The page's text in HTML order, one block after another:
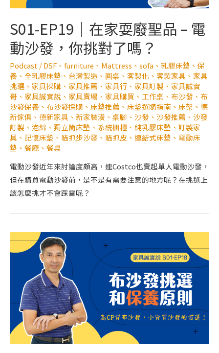
S01-EP19｜在家耍廢聖品 – 電
動沙發，你挑對了嗎？
Podcast /DSF 、 furniture 、 Mattress 、 sofa 、 乳膠床墊 、 保
養 、 全乳膠床墊 、 台灣製造 、 圓桌 、 客製化 、 客製家具 、 家具
挑選 、 家具採購 、 家具推薦 、 家具行 、 家具訂製 、 家具誠實
哥 、 家具誠實說 、 家具賣場 、 家具購買 、 工作桌 、 布沙發 、 布
沙發保養 、 布沙發採購 、 床墊推薦 、 床墊選購指南 、 床架 、 德
新傢俱 、 德新家具 、 新家裝潢 、 桌腳 、 沙發 、 沙發推薦 、 沙發
訂製 、 泡綿 、 獨立筒床墊 、 系統櫥櫃 、 純乳膠床墊 、 訂製家
具 、 記憶床墊 、 貓抓步沙發 、 貓抓皮 、 連結式床墊 、 電動床
墊 、 餐廳 、 餐桌
電動沙發近年來討論度頗高，連Costco也賣起單人電動沙發，
但在購買電動沙發前，是不是有需要注意的地方呢？在挑選上
該怎麼挑才不會踩雷呢？